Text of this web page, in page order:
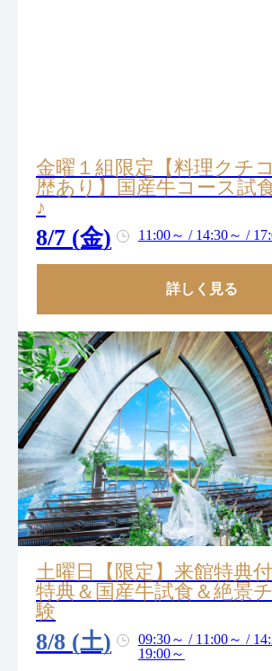
金曜１組限定【料理クチ
歴あり】国産牛コース試
♪
8/7 (金) 11:00～ / 14:30～ /
詳しく見る
土曜日【限定】来館特典
特典＆国産牛試食＆絶景
験
8/8 (土)
09:30～ / 11:00～ /
19:00～